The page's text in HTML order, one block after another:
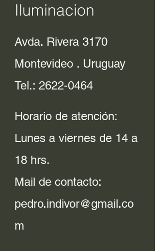
Iluminacion
Avda. Rivera 3170
Montevideo . Uruguay
Tel.: 2622-0464
Horario de atención:
Lunes a viernes de 14 a
18 hrs.
Mail de contacto:
pedro.indivor@gmail.co
m